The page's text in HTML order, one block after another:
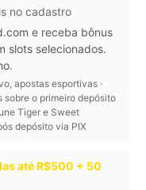
no cadastro
e receba bônus
slots selecionados.
apostas esportivas ·
sobre o primeiro depósito
Tiger e Sweet
depósito via PIX
até R$500 + 50